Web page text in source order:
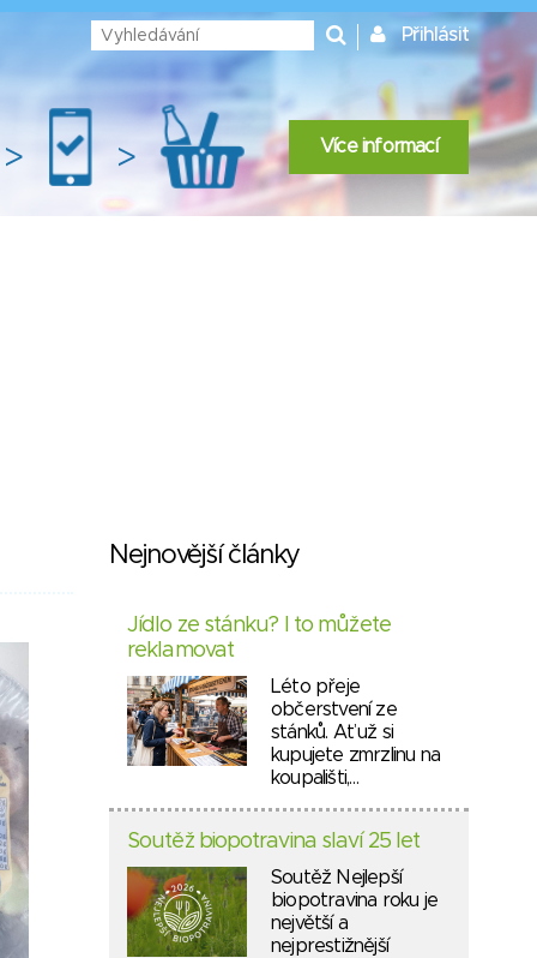
Přihlásit
> > Více informací
Nejnovější články
Jídlo ze stánku? I to můžete
reklamovat
Léto přeje
občerstvení ze
stánků. Ať už si
kupujete zmrzlinu na
koupališti,…
Soutěž biopotravina slaví 25 let
Soutěž Nejlepší
biopotravina roku je
největší a
nejprestižnější